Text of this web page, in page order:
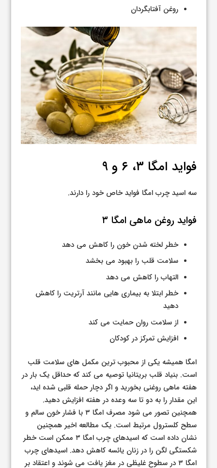
روغن آفتابگردان
فواید امگا ۳، ۶ و ۹
سه اسید چرب امگا فواید خاص خود را دارند.
فواید روغن ماهی امگا ۳
خطر لخته شدن خون را کاهش می دهد
سلامت قلب را بهبود می بخشد
التهاب را کاهش می دهد
خطر ابتلا به بیماری هایی مانند آرتریت را کاهش
دهید
از سلامت روان حمایت می کند
افزایش تمرکز در کودکان
امگا همیشه یکی از محبوب ترین مکمل های سلامت قلب
است. بنیاد قلب بریتانیا توصیه می کند که حداقل یک بار در
هفته ماهی روغنی بخورید و اگر دچار حمله قلبی شده اید،
این مقدار را به دو تا سه وعده در هفته افزایش دهید.
همچنین تصور می شود مصرف امگا ۳ با فشار خون سالم و
سطح کلسترول مرتبط است. یک مطالعه اخیر همچنین
نشان داده است که اسیدهای چرب امگا ۳ ممکن است خطر
شکستگی لگن را در زنان یائسه کاهش دهد. اسیدهای چرب
امگا ۳ در سطوح غلیظی در مغز یافت می شوند و اعتقاد بر